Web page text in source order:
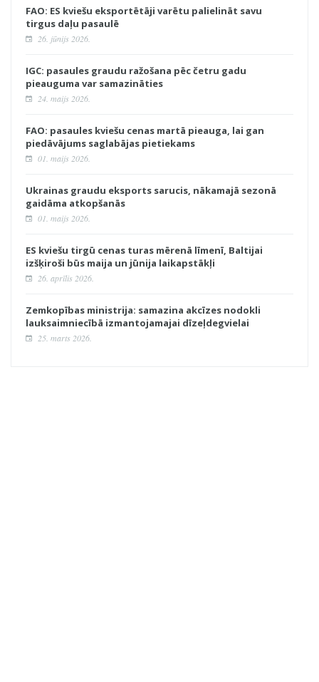
FAO: ES kviešu eksportētāji varētu palielināt savu
tirgus daļu pasaulē
26. jūnijs 2026.
IGC: pasaules graudu ražošana pēc četru gadu
pieauguma var samazināties
24. maijs 2026.
FAO: pasaules kviešu cenas martā pieauga, lai gan
piedāvājums saglabājas pietiekams
01. maijs 2026.
Ukrainas graudu eksports sarucis, nākamajā sezonā
gaidāma atkopšanās
01. maijs 2026.
ES kviešu tirgū cenas turas mērenā līmenī, Baltijai
izšķiroši būs maija un jūnija laikapstākļi
26. aprīlis 2026.
Zemkopības ministrija: samazina akcīzes nodokli
lauksaimniecībā izmantojamajai dīzeļdegvielai
25. marts 2026.